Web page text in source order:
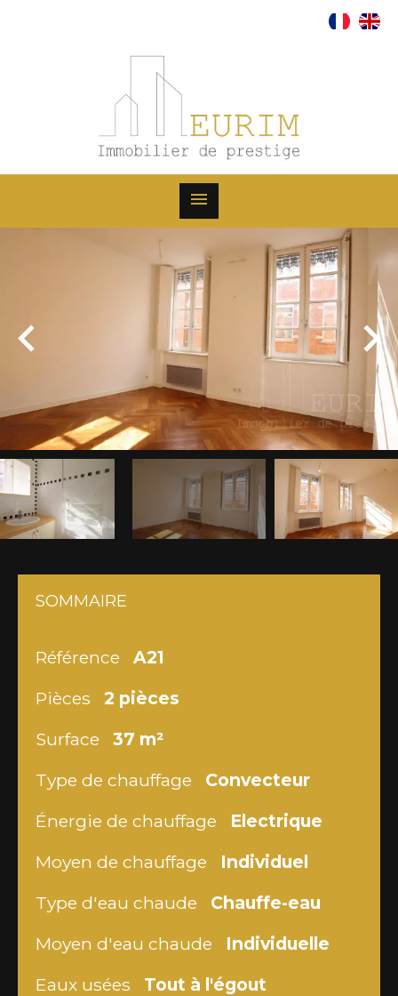
SOMMAIRE
Référence
A21
Pièces
2 pièces
Surface
37 m²
Type de chauffage
Convecteur
Énergie de chauffage
Electrique
Moyen de chauffage
Individuel
Type d'eau chaude
Chauffe-eau
Moyen d'eau chaude
Individuelle
Eaux usées
Tout à l'égout